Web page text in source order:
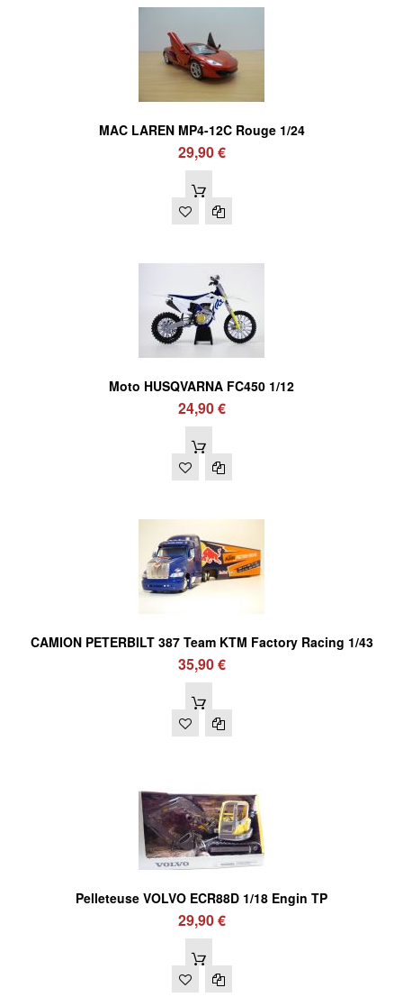
MAC LAREN MP4-12C Rouge 1/24
29,90 €
Moto HUSQVARNA FC450 1/12
24,90 €
CAMION PETERBILT 387 Team KTM Factory Racing 1/43
35,90 €
Pelleteuse VOLVO ECR88D 1/18 Engin TP
29,90 €